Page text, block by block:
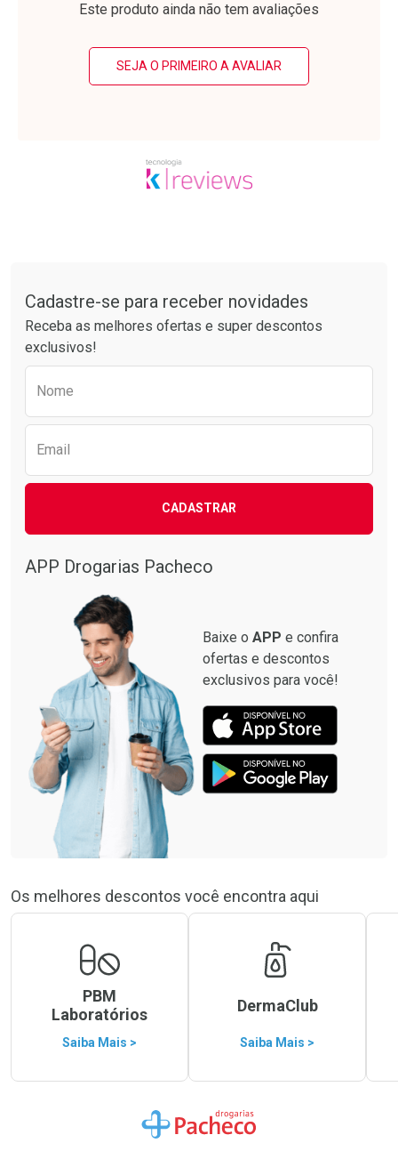
Por R$ 37,25/cada
Por R$ 52,64/cada
Este produto ainda não tem avaliações
SEJA O PRIMEIRO A AVALIAR
Cadastre-se para receber novidades
Receba as melhores ofertas e super descontos
exclusivos!
Nome
Email
CADASTRAR
APP Drogarias Pacheco
Baixe o APP e confira
ofertas e descontos
exclusivos para você!
Os melhores descontos você encontra aqui
PBM
Laboratórios
Saiba Mais >
DermaClub
Saiba Mais >
Ir para a Home